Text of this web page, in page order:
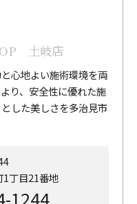
土岐店
心地よい施術環境を両
り、安全性に優れた施
した美しさを多治見市
1丁目21番地
1244